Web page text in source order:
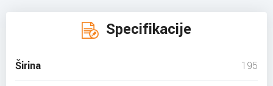
Specifikacije
Širina 195